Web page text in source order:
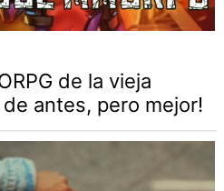
de la vieja
antes, pero mejor!